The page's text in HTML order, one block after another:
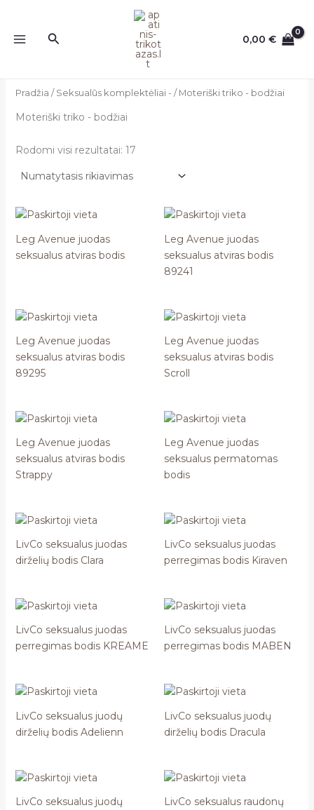
turinio
Paieška 0,00€
Pradžia / Seksualūs komplektėliai - / Moteriški triko - bodžiai
Moteriški triko - bodžiai
Rodomi visi rezultatai: 17
Leg Avenue juodas
seksualus atviras bodis
Leg Avenue juodas
seksualus atviras bodis
89241
Leg Avenue juodas
seksualus atviras bodis
89295
Leg Avenue juodas
seksualus atviras bodis
Scroll
Leg Avenue juodas
seksualus atviras bodis
Strappy
Leg Avenue juodas
seksualus permatomas
bodis
LivCo seksualus juodas
dirželių bodis Clara
LivCo seksualus juodas
perregimas bodis Kiraven
LivCo seksualus juodas
perregimas bodis KREAME
LivCo seksualus juodas
perregimas bodis MABEN
LivCo seksualus juodų
dirželių bodis Adelienn
LivCo seksualus juodų
dirželių bodis Dracula
LivCo seksualus juodų
LivCo seksualus raudonų